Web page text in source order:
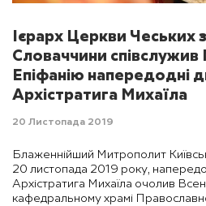
Ієрарх Церкви Чеських
Словаччини
Епіфанію напередодні
Архістратига Михаїла
20 Листопада 2019
Блаженнійший Митрополит
20 листопада 2019 року,
Архістратига Михаїла очолив
кафедральному храмі